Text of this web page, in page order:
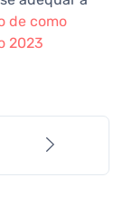
de como
2023